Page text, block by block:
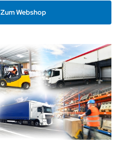
Zum Webshop